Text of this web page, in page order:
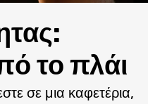
το πλάι
σε μια καφετέρια,